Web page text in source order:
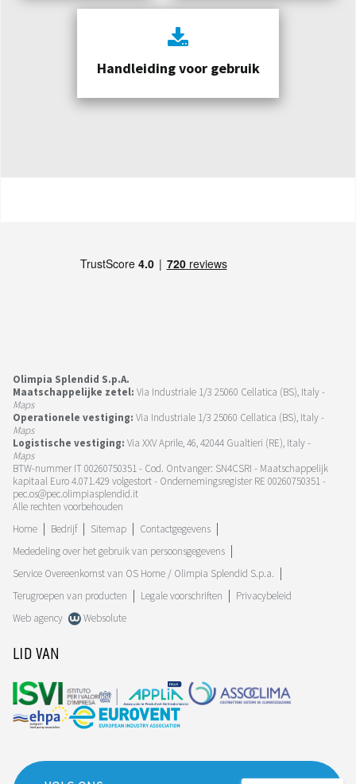
Handleiding voor gebruik
Olimpia Splendid S.p.A.
Maatschappelijke zetel: Via Industriale 1/3 25060 Cellatica (BS), Italy -
Maps
Operationele vestiging: Via Industriale 1/3 25060 Cellatica (BS), Italy -
Maps
Logistische vestiging: Via XXV Aprile, 46, 42044 Gualtieri (RE), Italy -
Maps
BTW-nummer IT 00260750351 - Cod. Ontvanger: SN4CSRI - Maatschappelijk
kapitaal Euro 4.071.429 volgestort - Ondernemingsregister RE 00260750351 -
pec.os@pec.olimpiasplendid.it
Alle rechten voorbehouden
Home
Bedrijf Sitemap
Contactgegevens
Mededeling over het gebruik van persoonsgegevens
Service Overeenkomst van OS Home / Olimpia Splendid S.p.a.
Terugroepen van producten
Legale voorschriften
Privacybeleid
Web agency
Websolute
LID VAN